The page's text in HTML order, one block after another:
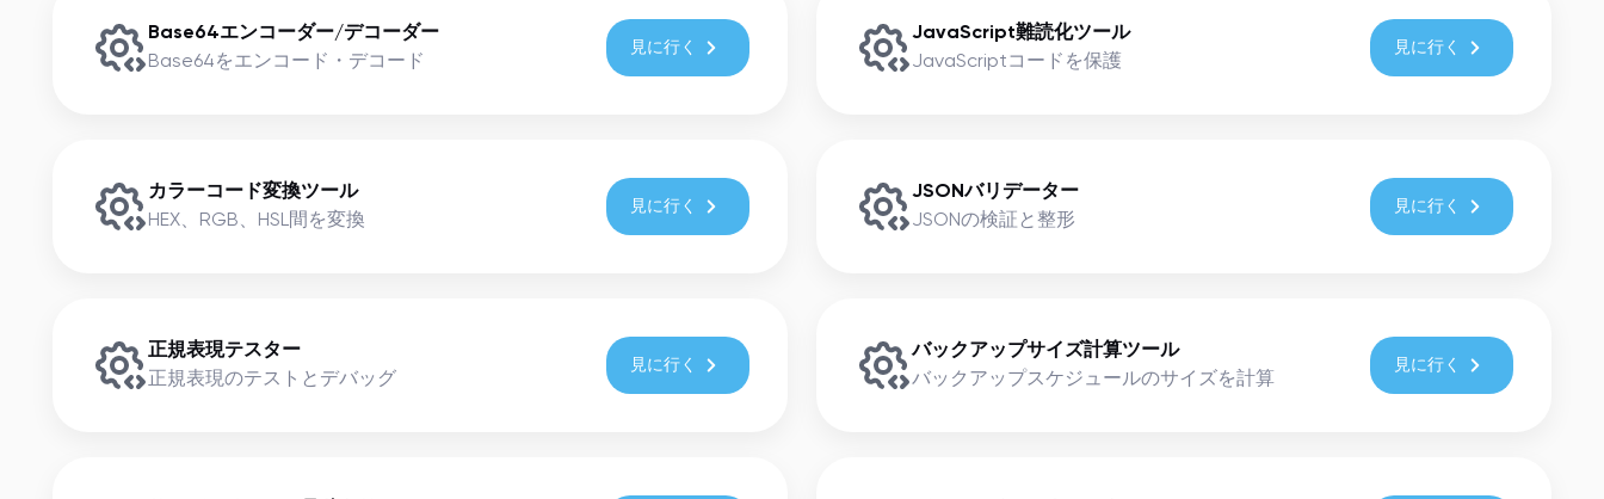
Base64エンコーダー/デコーダー
Base64をエンコード・デコード
見に行く
JavaScript難読化ツール
JavaScriptコードを保護
見に行く
カラーコード変換ツール
HEX、RGB、HSL間を変換
見に行く
JSONバリデーター
JSONの検証と整形
見に行く
正規表現テスター
正規表現のテストとデバッグ
見に行く
バックアップサイズ計算ツール
バックアップスケジュールのサイズを計算
見に行く